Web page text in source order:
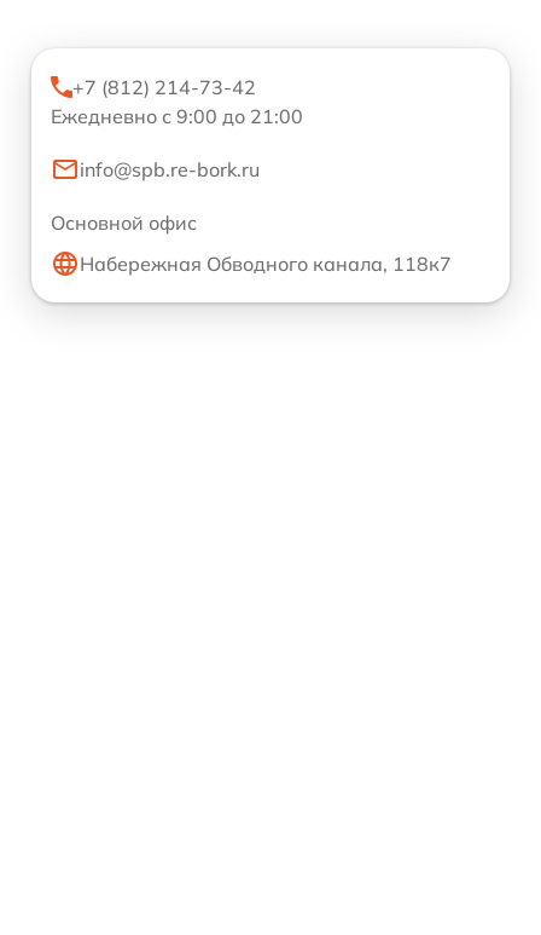
+7 (812) 214-73-42
Ежедневно с 9:00 до 21:00
info@spb.re-bork.ru
Основной офис
Набережная Обводного канала, 118к7